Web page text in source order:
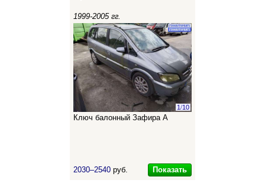
1999-2005 гг.
1/10
Ключ балонный Зафира А
2030–2540 руб. Показать